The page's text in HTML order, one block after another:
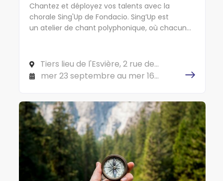
Chantez et déployez vos talents avec la
chorale Sing'Up de Fondacio. Sing’Up est
un atelier de chant polyphonique, où chacun
complémentarité vocale pour que le chant
sonne harmonieusement.
Tiers lieu de l'Esvière, 2 rue de
l'Esvière, 49000 ANGERS
mer 23 septembre au mer 16